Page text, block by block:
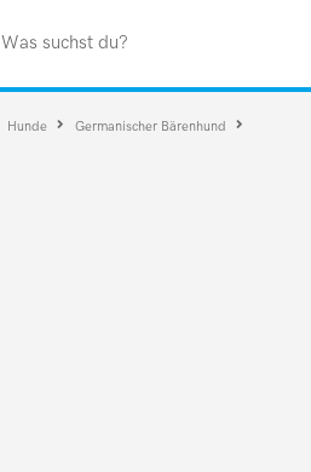
Was suchst du?
Hunde Germanischer Bärenhund